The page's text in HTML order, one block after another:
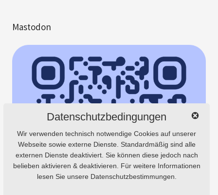
Mastodon
Datenschutzbedingungen
Wir verwenden technisch notwendige Cookies auf unserer
Webseite sowie externe Dienste. Standardmäßig sind alle
externen Dienste deaktiviert. Sie können diese jedoch nach
belieben aktivieren & deaktivieren. Für weitere Informationen
lesen Sie unsere Datenschutzbestimmungen.